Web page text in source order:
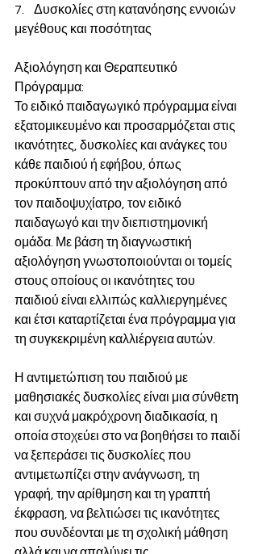
7.    Δυσκολίες στη κατανόησης εννοιών
μεγέθους και ποσότητας
Αξιολόγηση και Θεραπευτικό
Πρόγραμμα:
Το ειδικό παιδαγωγικό πρόγραμμα είναι
εξατομικευμένο και προσαρμόζεται στις
ικανότητες, δυσκολίες και ανάγκες του
κάθε παιδιού ή εφήβου, όπως
προκύπτουν από την αξιολόγηση από
τον παιδοψυχίατρο, τον ειδικό
παιδαγωγό και την διεπιστημονική
ομάδα. Με βάση τη διαγνωστική
αξιολόγηση γνωστοποιούνται οι τομείς
στους οποίους οι ικανότητες του
παιδιού είναι ελλιπώς καλλιεργημένες
και έτσι καταρτίζεται ένα πρόγραμμα για
τη συγκεκριμένη καλλιέργεια αυτών.
Η αντιμετώπιση του παιδιού με
μαθησιακές δυσκολίες είναι μια σύνθετη
και συχνά μακρόχρονη διαδικασία, η
οποία στοχεύει στο να βοηθήσει το παιδί
να ξεπεράσει τις δυσκολίες που
αντιμετωπίζει στην ανάγνωση, τη
γραφή, την αρίθμηση και τη γραπτή
έκφραση, να βελτιώσει τις ικανότητες
που συνδέονται με τη σχολική μάθηση